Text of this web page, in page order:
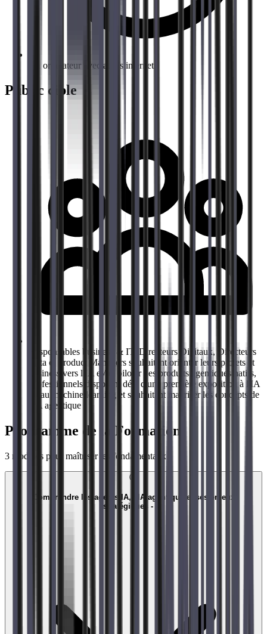
Un ordinateur avec accès internet.
Public cible
Responsables business & IT, Directeurs Digitaux, Directeurs
Data et Product Managers souhaitant orienter leurs projets et
business vers l'IA et/ou piloter des produits agentiques natifs,
Professionnels disposant déjà d'une première exposition à l'IA
ou au machine learning et souhaitant maîtriser les concepts de
l'IA agentique
Programme de la Formation
3 modules pour maîtriser les fondamentaux
01
Comprendre les agents IA, l'IA agentique et ses enjeux
stratégiques - 1h